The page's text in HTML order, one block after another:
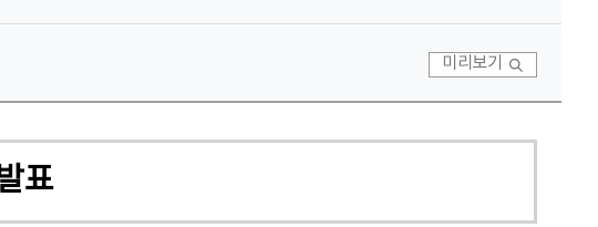
미리보기
표